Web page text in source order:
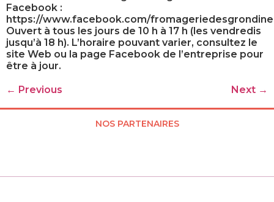
Facebook :
https://www.facebook.com/
Ouvert à tous les jours de 10 h à 17 h (les vendredis
jusqu’à 18 h). L’horaire pouvant varier, consultez le
site Web ou la page Facebook de l’entreprise pour
être à jour.
← Previous Next →
NOS PARTENAIRES